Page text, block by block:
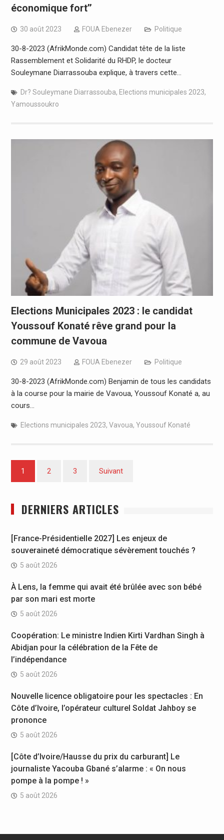
économique fort’’
30 août 2023 FOUA Ebenezer Politique
30-8-2023 (AfrikMonde.com) Candidat tête de la liste
Rassemblement et Solidarité du RHDP, le docteur
Souleymane Diarrassouba explique, à travers cette…
Dr? Souleymane Diarrassouba, Elections municipales 2023,
Yamoussoukro
Elections Municipales 2023 : le candidat
Youssouf Konaté rêve grand pour la
commune de Vavoua
29 août 2023 FOUA Ebenezer Politique
30-8-2023 (AfrikMonde.com) Benjamin de tous les candidats
à la course pour la mairie de Vavoua, Youssouf Konaté a, au
cours…
Elections municipales 2023, Vavoua, Youssouf Konaté
Pagination
des
1 2 3 Suivant
DERNIERS ARTICLES
[France-Présidentielle 2027] Les enjeux de
souveraineté démocratique sévèrement touchés ?
5 août 2026
À Lens, la femme qui avait été brûlée avec son bébé
par son mari est morte
5 août 2026
Coopération: Le ministre Indien Kirti Vardhan Singh à
Abidjan pour la célébration de la Fête de
l’indépendance
5 août 2026
Nouvelle licence obligatoire pour les spectacles : En
Côte d’Ivoire, l’opérateur culturel Soldat Jahboy se
prononce
5 août 2026
[Côte d’Ivoire/Hausse du prix du carburant] Le
journaliste Yacouba Gbané s’alarme : « On nous
pompe à la pompe ! »
5 août 2026